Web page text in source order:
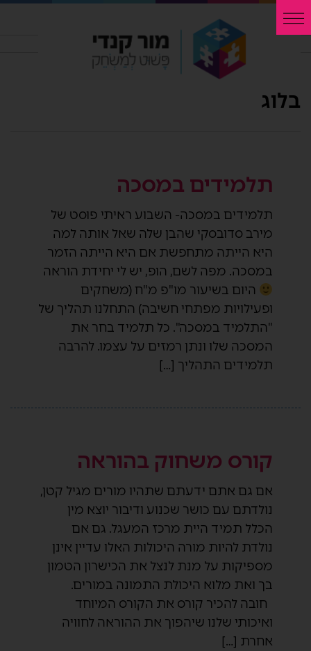
בלוג
תלמידים במסכה
תלמידים במסכה- השבוע ראיתי פוסט של
מירב סדובסקי שהבן שלה שאל אותה למה
היא הייתה מתחפשת אם היא הייתה הזמר
במסכה. מפה לשם, הופ, יש לי יחידת הוראה
היום בשיעור מו"פ מ"ח (משחקים
ופעילויות מפתחי חשיבה) התחלנו תהליך של
"התלמיד במסכה". כל תלמיד בחר את
המסכה שלו ונתן רמזים על עצמו. להרבה
תלמידים התהליך […]
קורס משחוק בהוראה
אם גם אתם ידעתם שתהיו מורים מגיל קטן,
נולדתם עם כושר שכנוע ודיבור יוצא מין
הכלל תמיד היית מרכז המעגל. גם אם
נולדת להיות מורה היכולות האלו עדיין אינן
מספיקות על מנת לנצל את הכישרון הטמון
בך ואת מלוא היכולת התמונה במורים.
חובה להכיר קורס את הקורס המיוחד
ואיכותי שלנו שיהפוך את ההוראה לחוויה
אחרת […]